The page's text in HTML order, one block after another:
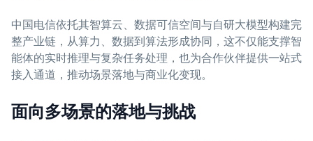
中国电信依托其智算云、数据可信空间与自研大模型构建完
整产业链，从算力、数据到算法形成协同，这不仅能支撑智
能体的实时推理与复杂任务处理，也为合作伙伴提供一站式
接入通道，推动场景落地与商业化变现。
面向多场景的落地与挑战